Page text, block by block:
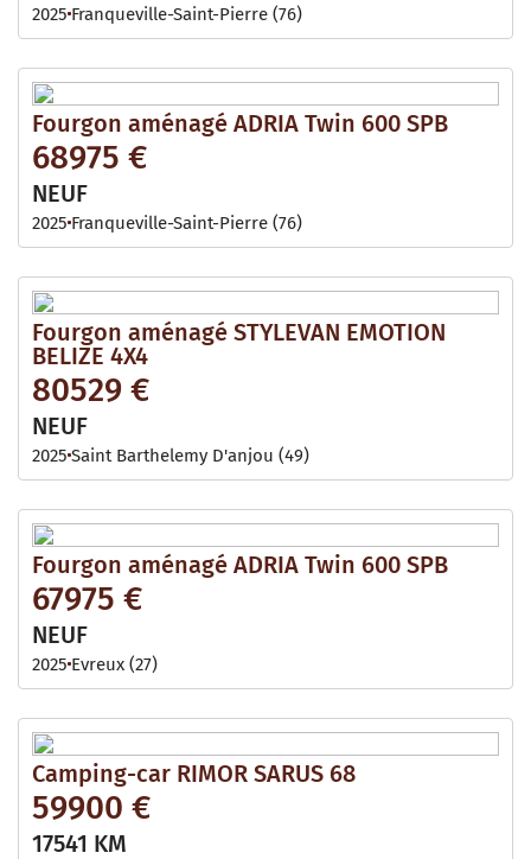
2025 Franqueville-Saint-Pierre (76)
Fourgon aménagé ADRIA Twin 600 SPB
68975 €
NEUF
2025 Franqueville-Saint-Pierre (76)
Fourgon aménagé STYLEVAN EMOTION
BELIZE 4X4
80529 €
NEUF
2025 Saint Barthelemy D'anjou (49)
Fourgon aménagé ADRIA Twin 600 SPB
67975 €
NEUF
2025 Evreux (27)
Camping-car RIMOR SARUS 68
59900 €
17541 KM